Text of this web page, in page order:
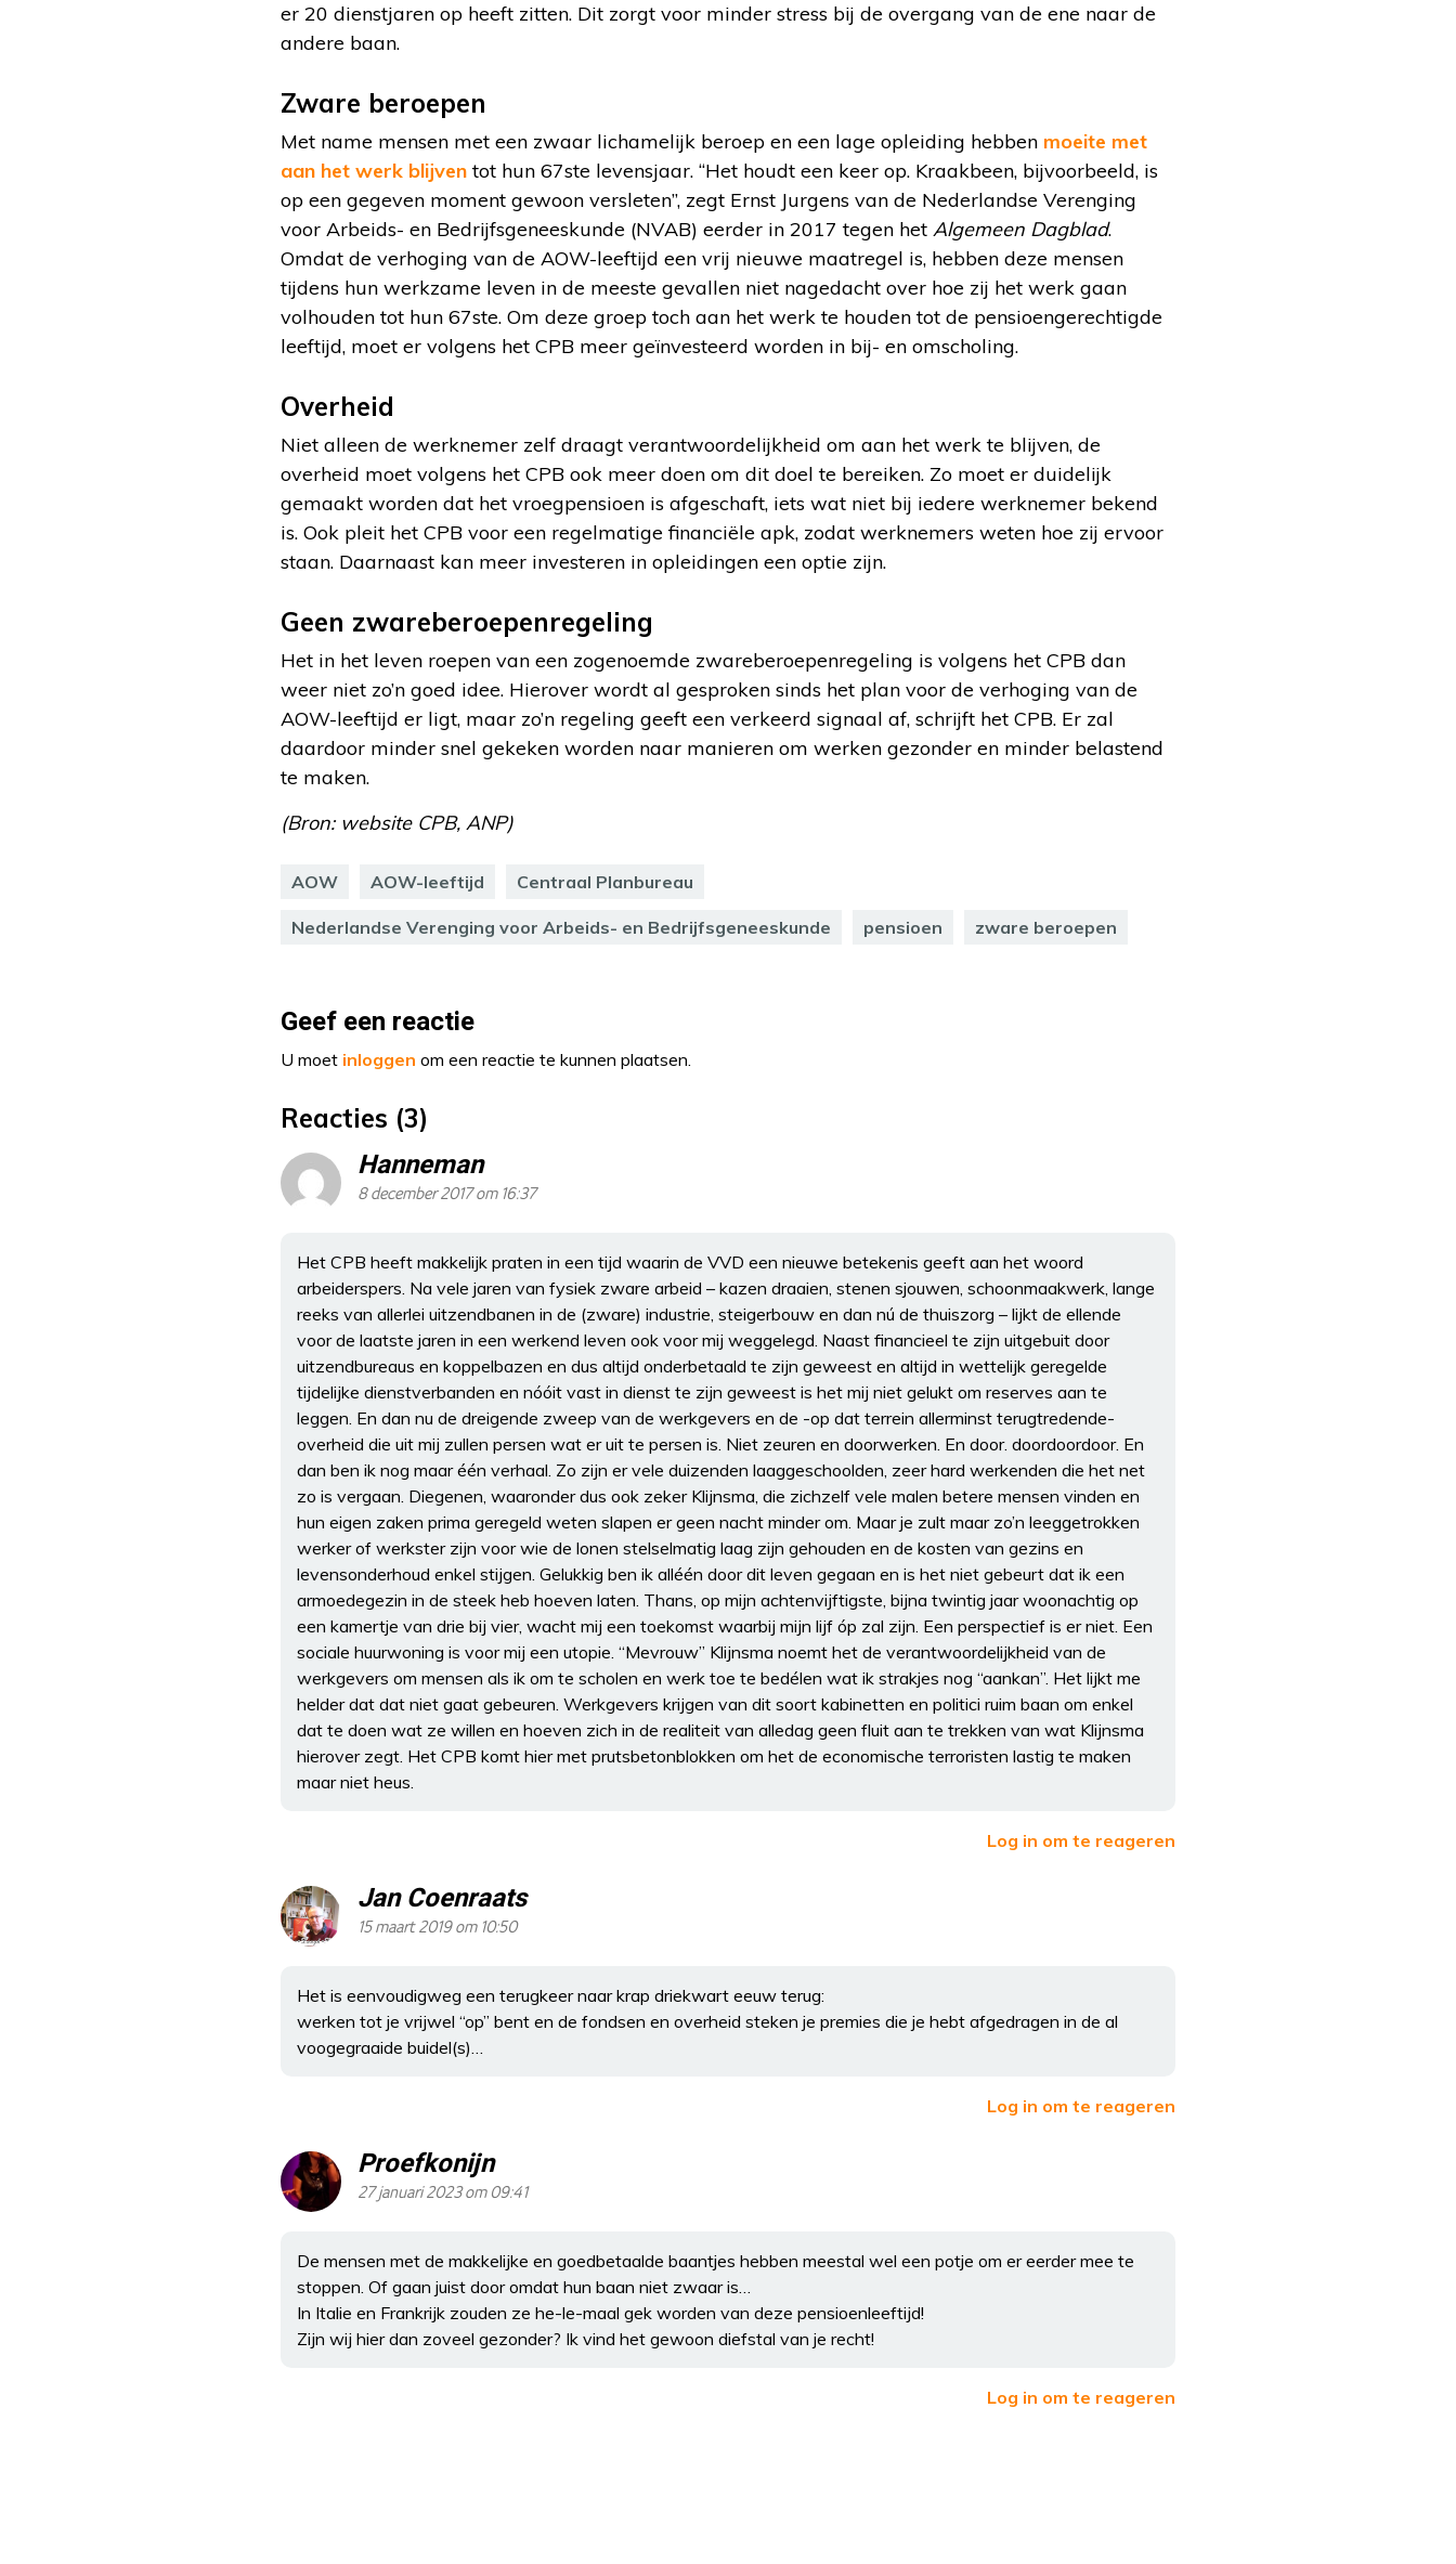
er 20 dienstjaren op heeft zitten. Dit zorgt voor minder stress bij de overgang van de ene naar de
andere baan.
Zware beroepen
Met name mensen met een zwaar lichamelijk beroep en een lage opleiding hebben moeite met
aan het werk blijventot hun 67ste levensjaar. “Het houdt een keer op. Kraakbeen, bijvoorbeeld, is
op een gegeven moment gewoon versleten”, zegt Ernst Jurgens van de Nederlandse Verenging
voor Arbeids- en Bedrijfsgeneeskunde (NVAB) eerder in 2017 tegen het Algemeen Dagblad.
Omdat de verhoging van de AOW-leeftijd een vrij nieuwe maatregel is, hebben deze mensen
tijdens hun werkzame leven in de meeste gevallen niet nagedacht over hoe zij het werk gaan
volhouden tot hun 67ste. Om deze groep toch aan het werk te houden tot de pensioengerechtigde
leeftijd, moet er volgens het CPB meer geïnvesteerd worden in bij- en omscholing.
Overheid
Niet alleen de werknemer zelf draagt verantwoordelijkheid om aan het werk te blijven, de
overheid moet volgens het CPB ook meer doen om dit doel te bereiken. Zo moet er duidelijk
gemaakt worden dat het vroegpensioen is afgeschaft, iets wat niet bij iedere werknemer bekend
is. Ook pleit het CPB voor een regelmatige financiële apk, zodat werknemers weten hoe zij ervoor
staan. Daarnaast kan meer investeren in opleidingen een optie zijn.
Geen zwareberoepenregeling
Het in het leven roepen van een zogenoemde zwareberoepenregeling is volgens het CPB dan
weer niet zo’n goed idee. Hierover wordt al gesproken sinds het plan voor de verhoging van de
AOW-leeftijd er ligt, maar zo’n regeling geeft een verkeerd signaal af, schrijft het CPB. Er zal
daardoor minder snel gekeken worden naar manieren om werken gezonder en minder belastend
te maken.
(Bron: website CPB, ANP)
AOW AOW-leeftijd Centraal Planbureau
Nederlandse Verenging voor Arbeids- en Bedrijfsgeneeskunde pensioen zware beroepen
Geef een reactie
U moet inloggen om een reactie te kunnen plaatsen.
Reacties (3)
Hanneman
8 december 2017 om 16:37
Het CPB heeft makkelijk praten in een tijd waarin de VVD een nieuwe betekenis geeft aan het woord
arbeiderspers. Na vele jaren van fysiek zware arbeid – kazen draaien, stenen sjouwen, schoonmaakwerk, lange
reeks van allerlei uitzendbanen in de (zware) industrie, steigerbouw en dan nú de thuiszorg – lijkt de ellende
voor de laatste jaren in een werkend leven ook voor mij weggelegd. Naast financieel te zijn uitgebuit door
uitzendbureaus en koppelbazen en dus altijd onderbetaald te zijn geweest en altijd in wettelijk geregelde
tijdelijke dienstverbanden en nóóit vast in dienst te zijn geweest is het mij niet gelukt om reserves aan te
leggen. En dan nu de dreigende zweep van de werkgevers en de -op dat terrein allerminst terugtredende-
overheid die uit mij zullen persen wat er uit te persen is. Niet zeuren en doorwerken. En door. doordoordoor. En
dan ben ik nog maar één verhaal. Zo zijn er vele duizenden laaggeschoolden, zeer hard werkenden die het net
zo is vergaan. Diegenen, waaronder dus ook zeker Klijnsma, die zichzelf vele malen betere mensen vinden en
hun eigen zaken prima geregeld weten slapen er geen nacht minder om. Maar je zult maar zo’n leeggetrokken
werker of werkster zijn voor wie de lonen stelselmatig laag zijn gehouden en de kosten van gezins en
levensonderhoud enkel stijgen. Gelukkig ben ik alléén door dit leven gegaan en is het niet gebeurt dat ik een
armoedegezin in de steek heb hoeven laten. Thans, op mijn achtenvijftigste, bijna twintig jaar woonachtig op
een kamertje van drie bij vier, wacht mij een toekomst waarbij mijn lijf óp zal zijn. Een perspectief is er niet. Een
sociale huurwoning is voor mij een utopie. “Mevrouw” Klijnsma noemt het de verantwoordelijkheid van de
werkgevers om mensen als ik om te scholen en werk toe te bedélen wat ik strakjes nog “aankan”. Het lijkt me
helder dat dat niet gaat gebeuren. Werkgevers krijgen van dit soort kabinetten en politici ruim baan om enkel
dat te doen wat ze willen en hoeven zich in de realiteit van alledag geen fluit aan te trekken van wat Klijnsma
hierover zegt. Het CPB komt hier met prutsbetonblokken om het de economische terroristen lastig te maken
maar niet heus.
Log in om te reageren
Jan Coenraats
15 maart 2019 om 10:50
Het is eenvoudigweg een terugkeer naar krap driekwart eeuw terug:
werken tot je vrijwel “op” bent en de fondsen en overheid steken je premies die je hebt afgedragen in de al
voogegraaide buidel(s)…
Log in om te reageren
Proefkonijn
27 januari 2023 om 09:41
De mensen met de makkelijke en goedbetaalde baantjes hebben meestal wel een potje om er eerder mee te
stoppen. Of gaan juist door omdat hun baan niet zwaar is…
In Italie en Frankrijk zouden ze he-le-maal gek worden van deze pensioenleeftijd!
Zijn wij hier dan zoveel gezonder? Ik vind het gewoon diefstal van je recht!
Log in om te reageren